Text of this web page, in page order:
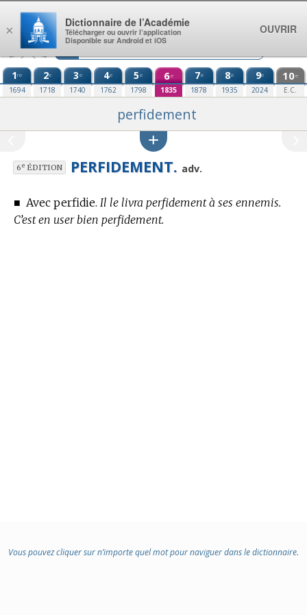
Aller au contenu
1re
1694
2e
1718
3e
1740
4e
1762
5e
1798
6e
1835
7e
1878
8e
1935
9e
2024
10e
E.C.
perfidement
6eÉDITION PERFIDEMENT. adv.
■ Avec perfidie. Il le livra perfidement à ses ennemis.
C’est en user bien perfidement.
Vous pouvez cliquer sur n’importe quel mot pour naviguer dans le dictionnaire.
×
Dictionnaire de l’Académie
Télécharger ou ouvrir l’application
Disponible sur Android et iOS
OUVRIR